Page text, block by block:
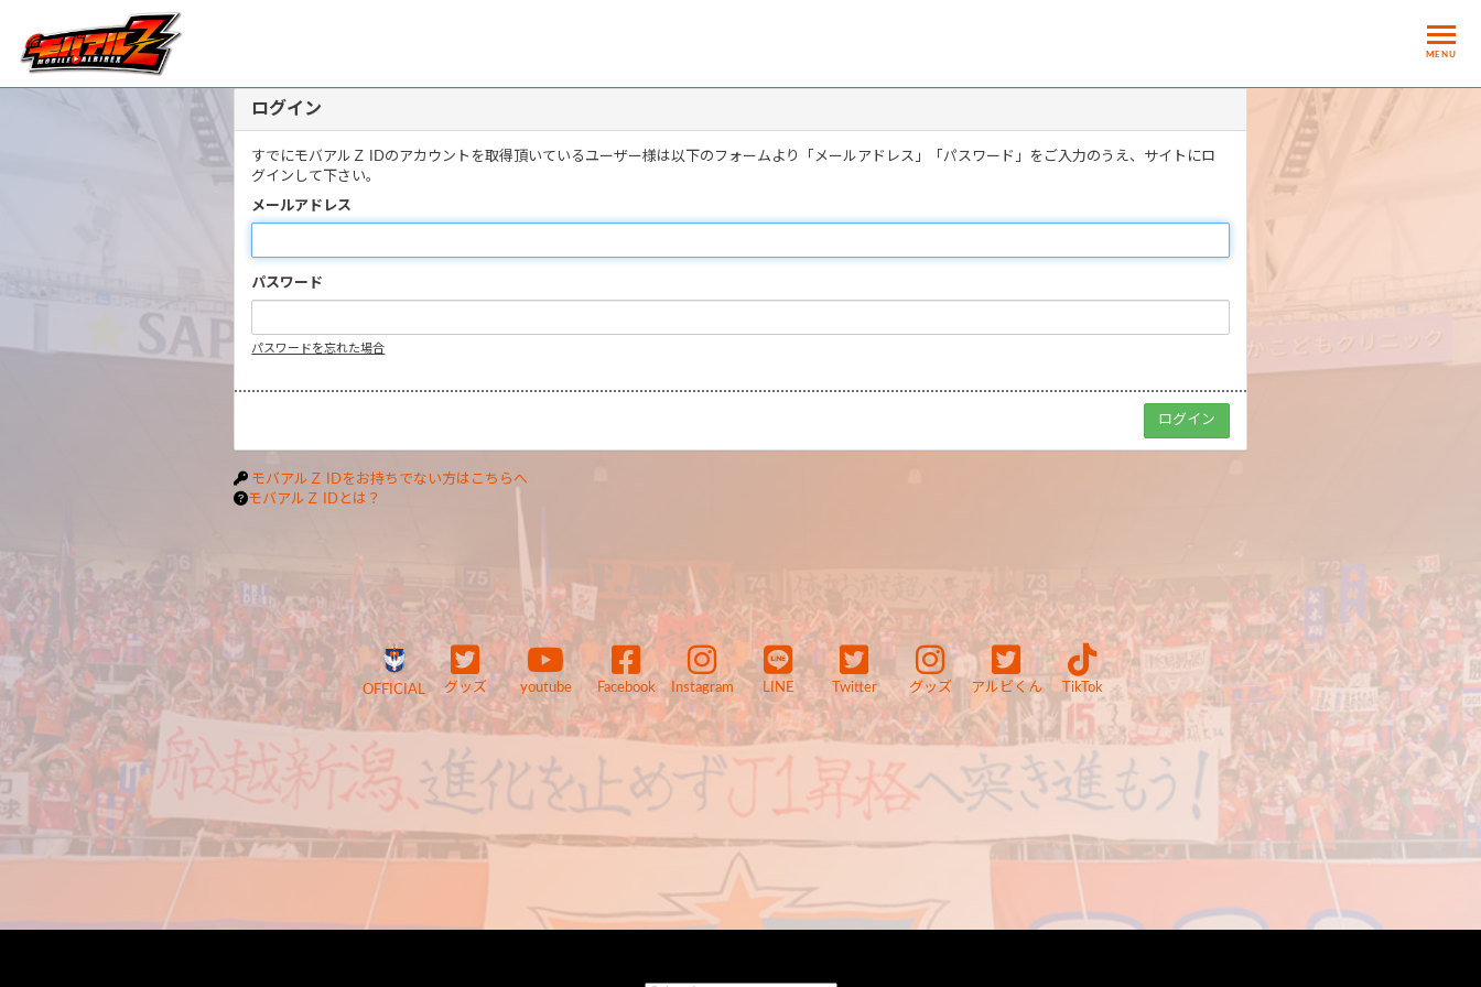
MENU
ログイン
すでにモバアルＺ IDのアカウントを取得頂いているユーザー様は以下のフォームより「メールアドレス」「パスワード」をご入力のうえ、サイトにロ
グインして下さい。
メールアドレス
パスワード
パスワードを忘れた場合
モバアルＺ IDをお持ちでない方はこちらへ
モバアルＺ IDとは？
OFFICIAL グッズ youtube Facebook Instagram LINE Twitter グッズ アルビくん TikTok